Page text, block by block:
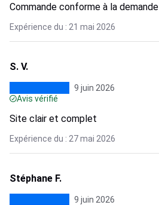
Commande conforme à la demande
Expérience du : 21 mai 2026
S. V.
9 juin 2026
Avis vérifié
Site clair et complet
Expérience du : 27 mai 2026
Stéphane F.
9 juin 2026